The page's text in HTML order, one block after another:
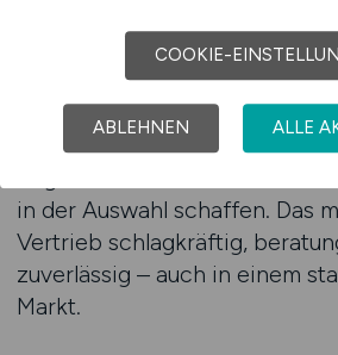
Kundenorientierung nach
suchen. Sie gewinnen
sowohl mit Standardlösungen
Individualprojekten auskennen
in der Auswahl schaffen. Das
Vertrieb schlagkräftig,
zuverlässig – auch in einem
Markt.
COOKIE-
ABLEHNEN ALLE